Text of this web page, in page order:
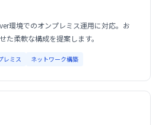
環境でのオンプレミス運用に対応。お
た柔軟な構成を提案します。
レミス ネットワーク構築